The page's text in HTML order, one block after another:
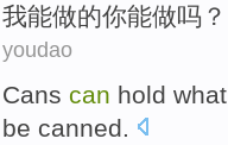
我能做的你能做吗？
youdao
Cans can hold what
be canned